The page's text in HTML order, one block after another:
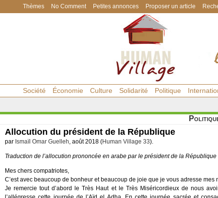
Thèmes No Comment Petites annonces Proposer un article
Société Économie Culture Solidarité Politique
Allocution du président de la République
par Ismaïl Omar Guelleh, août 2018 (Human Village 33).
Traduction de l’allocution prononcée en arabe par le président de la
Mes chers compatriotes,
C’est avec beaucoup de bonheur et beaucoup de joie que je vous adresse mes
Je remercie tout d’abord le Très Haut et le Très Miséricordieux de nous